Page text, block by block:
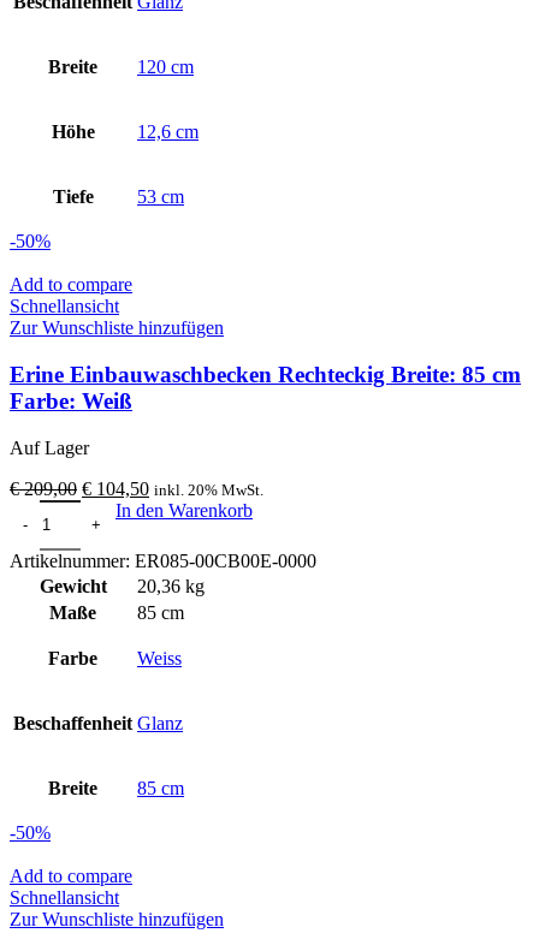
Breite 120 cm
Höhe 12,6 cm
Tiefe 53 cm
-50%
Add to compare
Schnellansicht
Zur Wunschliste hinzufügen
Erine Einbauwaschbecken Rechteckig Breite: 85 cm
Farbe: Weiß
Auf Lager
€209,00 Ursprünglicher
Preis
war:
€ 209,00
€ 104,50Aktueller
Preis
€ 104,50.
inkl. 20% MwSt.
Erine Einbauwaschbecken Rechteckig Breite: 85 cm Farbe: Weiß
In den Warenkorb
Artikelnummer: ER085-00CB00E-0000
Gewicht
20,36 kg
Maße
85 cm
Farbe Weiss
Beschaffenheit Glanz
Breite 85 cm
-50%
Add to compare
Schnellansicht
Zur Wunschliste hinzufügen